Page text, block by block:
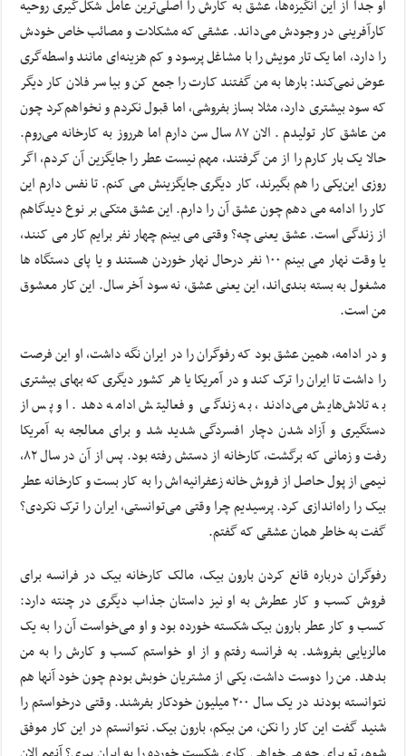
او جدا از این انگیزه‌ها، عشق به کارش را اصلی‌ترین عامل شکل‌گیری روحیه
کارآفرینی در وجودش می‌داند. عشقی که مشکلات و مصائب خاص خودش
را دارد، اما یک تار مویش را با مشاغل پرسود و کم هزینه‌ای مانند واسطه‌گری
عوض نمی‌کند: بارها به من گفتند کارت را جمع کن و بیا سر فلان کار دیگر
که سود بیشتری دارد، مثلا بساز بفروشی، اما قبول نکردم و نخواهم‌کرد چون
من عاشق کار تولیدم . الان ۸۷ سال سن دارم اما هرروز به کارخانه می‌روم.
حالا یک بار کارم را از من گرفتند، مهم نیست عطر را جایگزین آن کردم، اگر
روزی این‌یکی را هم بگیرند، کار دیگری جایگزینش می کنم. تا نفس دارم این
کار را ادامه می دهم چون عشق آن را دارم. این عشق متکی بر نوع دیدگاهم
از زندگی است. عشق یعنی چه؟ وقتی می بینم چهار نفر برایم کار می کنند،
یا وقت نهار می بینم ۱۰۰ نفر درحال نهار خوردن هستند و یا پای دستگاه ها
مشغول به بسته بندی‌اند، این یعنی عشق، نه سود آخر سال. این کار معشوق
من است.
و در ادامه، همین عشق بود که رفوگران را در ایران نگه داشت، او این فرصت
را داشت تا ایران را ترک کند و در آمریکا یا هر کشور دیگری که بهای بیشتری
به تلاش‌هایش می‌دادند، به زندگی و فعالیتش ادامه دهد. او پس از
دستگیری و آزاد شدن دچار افسردگی شدید شد و برای معالجه به آمریکا
رفت و زمانی که برگشت، کارخانه از دستش رفته بود. پس از آن در سال ۸۲،
نیمی از پول حاصل از فروش خانه زعفرانیه‌اش را به کار بست و کارخانه عطر
بیک را راه‌اندازی کرد. پرسیدیم چرا وقتی می‌توانستی، ایران را ترک نکردی؟
گفت به خاطر همان عشقی که گفتم.
رفوگران درباره قانع کردن بارون بیک، مالک کارخانه بیک در فرانسه برای
فروش کسب و کار عطرش به او نیز داستان جذاب دیگری در چنته دارد:
کسب و کار عطر بارون بیک شکسته خورده بود و او می‌خواست آن را به یک
مالزیایی بفروشد. به فرانسه رفتم و از او خواستم کسب و کارش را به من
بدهد. من را دوست داشت، یکی از مشتریان خوبش بودم چون خود آنها هم
نتوانسته بودند در یک سال ۲۰۰ میلیون خودکار بفرشند. وقتی درخواستم را
شنید گفت این کار را نکن، من بیکم، بارون بیک. نتوانستم در این کار موفق